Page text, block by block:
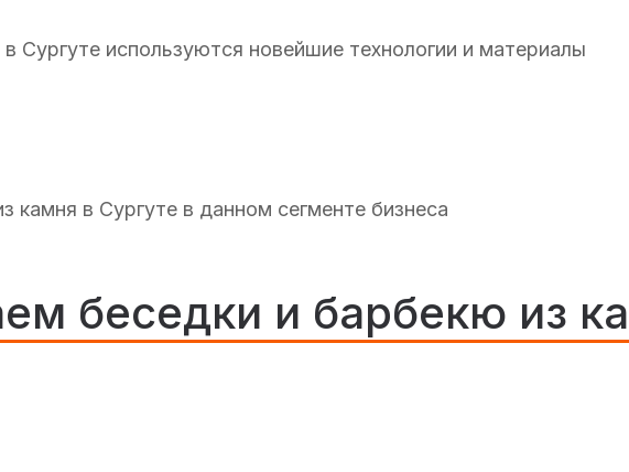
Сургуте используются новейшие технологии и материалы
в Сургуте в данном сегменте бизнеса
беседки и барбекю из